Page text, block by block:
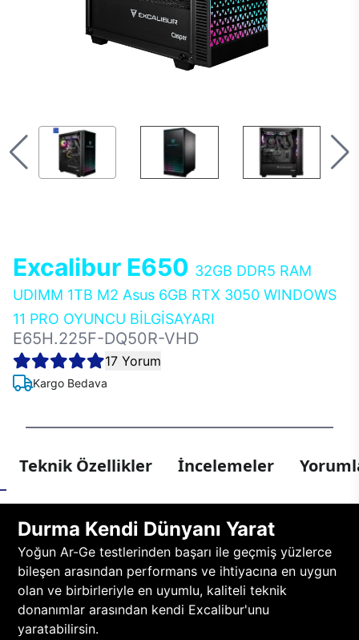
Excalibur E650 32GB DDR5 RAM
UDIMM 1TB M2 Asus 6GB RTX 3050 WINDOWS
11 PRO OYUNCU BİLGİSAYARI
E65H.225F-DQ50R-VHD
17 Yorum
Kargo Bedava
Teknik Özellikler İncelemeler
Durma Kendi Dünyanı Yarat
Yoğun Ar-Ge testlerinden başarı ile geçmiş yüzlerce
bileşen arasından performans ve ihtiyacına en uygun
olan ve birbirleriyle en uyumlu, kaliteli teknik
donanımlar arasından kendi Excalibur'unu
yaratabilirsin.